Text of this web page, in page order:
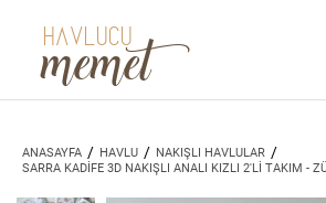
HAVLUCU
memet
ANASAYFA / HAVLU / NAKIŞLI HAVLULAR /
SARRA KADİFE 3D NAKIŞLI ANALI KIZLI 2'Lİ TAKIM -